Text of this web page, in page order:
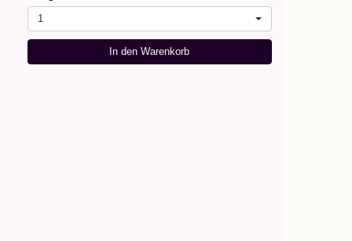
1
In den Warenkorb